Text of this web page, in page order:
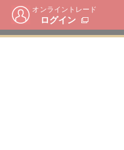
オンライントレード
ログイン